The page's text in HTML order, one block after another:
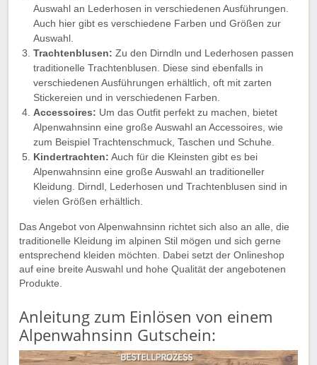
Auswahl an Lederhosen in verschiedenen Ausführungen.
Auch hier gibt es verschiedene Farben und Größen zur
Auswahl.
Trachtenblusen: Zu den Dirndln und Lederhosen passen
traditionelle Trachtenblusen. Diese sind ebenfalls in
verschiedenen Ausführungen erhältlich, oft mit zarten
Stickereien und in verschiedenen Farben.
Accessoires: Um das Outfit perfekt zu machen, bietet
Alpenwahnsinn eine große Auswahl an Accessoires, wie
zum Beispiel Trachtenschmuck, Taschen und Schuhe.
Kindertrachten: Auch für die Kleinsten gibt es bei
Alpenwahnsinn eine große Auswahl an traditioneller
Kleidung. Dirndl, Lederhosen und Trachtenblusen sind in
vielen Größen erhältlich.
Das Angebot von Alpenwahnsinn richtet sich also an alle, die
traditionelle Kleidung im alpinen Stil mögen und sich gerne
entsprechend kleiden möchten. Dabei setzt der Onlineshop
auf eine breite Auswahl und hohe Qualität der angebotenen
Produkte.
Anleitung zum Einlösen von einem
Alpenwahnsinn Gutschein: